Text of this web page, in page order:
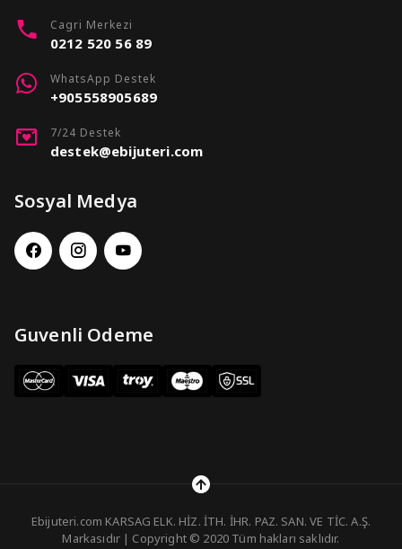
Cagri Merkezi
0212 520 56 89
WhatsApp Destek
+905558905689
7/24 Destek
destek@ebijuteri.com
Sosyal Medya
Guvenli Odeme
Ebijuteri.com KARSAG ELK. HİZ. İTH. İHR. PAZ. SAN. VE TİC. A.Ş.
Markasıdır | Copyright © 2020 Tüm hakları saklıdır.